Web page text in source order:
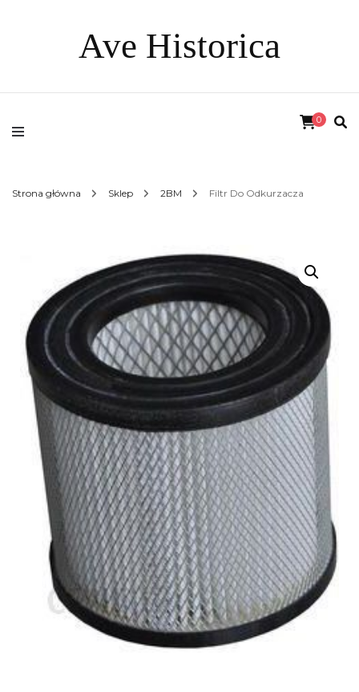
Ave Historica
0
Strona główna Sklep 2BM Filtr Do Odkurzacza